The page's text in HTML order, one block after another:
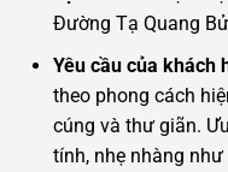
Đường Tạ Quang
Yêu cầu của khách
theo phong cách
cúng và thư giãn.
tính, nhẹ nhàng